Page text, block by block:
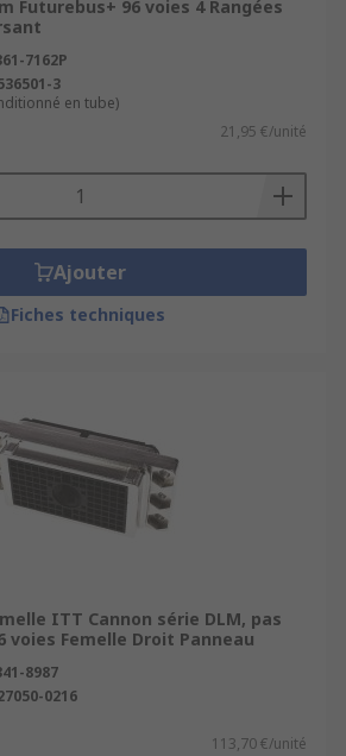
Futurebus+ 96 voies 4 Rangées
7162P
3
en tube)
21,95 €/unité
Ajouter
Fiches techniques
ITT Cannon série DLM, pas
voies Femelle Droit Panneau
8987
0216
113,70 €/unité